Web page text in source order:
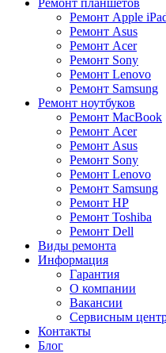
Ремонт планшетов
Ремонт Apple
Ремонт Asus
Ремонт Acer
Ремонт Sony
Ремонт Lenovo
Ремонт Samsung
Ремонт ноутбуков
Ремонт MacBook
Ремонт Acer
Ремонт Asus
Ремонт Sony
Ремонт Lenovo
Ремонт Samsung
Ремонт HP
Ремонт Toshiba
Ремонт Dell
Виды ремонта
Информация
Гарантия
О компании
Вакансии
Сервисным
Контакты
Блог